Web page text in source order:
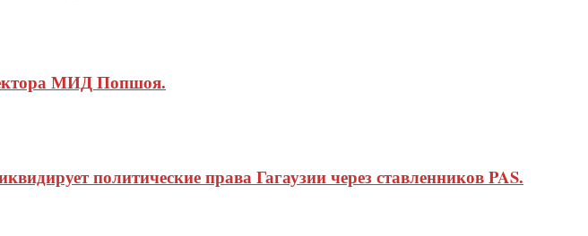
МИД Попшоя.
политические права Гагаузии через ставленников PAS.